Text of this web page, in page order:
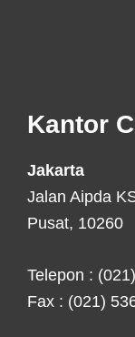
Kantor
Jakarta
Jalan Aipda
Pusat, 10260
Telepon :
Fax : (021)